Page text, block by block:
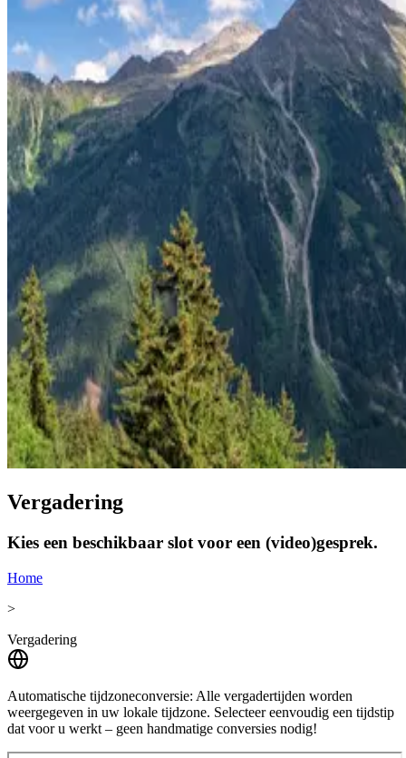
Vergadering
Kies een beschikbaar slot voor een (video)gesprek.
Home
>
Vergadering
Automatische tijdzoneconversie: Alle vergadertijden worden
weergegeven in uw lokale tijdzone. Selecteer eenvoudig een tijdstip
dat voor u werkt – geen handmatige conversies nodig!